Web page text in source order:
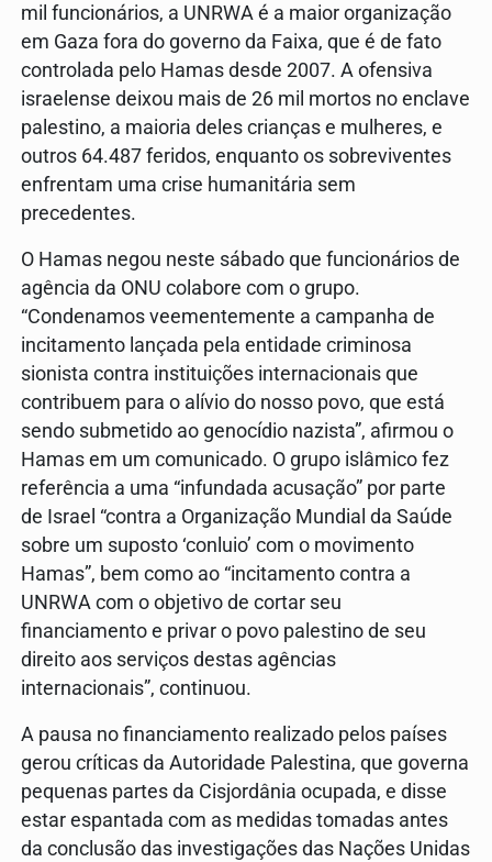
mil funcionários, a UNRWA é a maior organização
em Gaza fora do governo da Faixa, que é de fato
controlada pelo Hamas desde 2007. A ofensiva
israelense deixou mais de 26 mil mortos no enclave
palestino, a maioria deles crianças e mulheres, e
outros 64.487 feridos, enquanto os sobreviventes
enfrentam uma crise humanitária sem
precedentes.
O Hamas negou neste sábado que funcionários de
agência da ONU colabore com o grupo.
“Condenamos veementemente a campanha de
incitamento lançada pela entidade criminosa
sionista contra instituições internacionais que
contribuem para o alívio do nosso povo, que está
sendo submetido ao genocídio nazista”, afirmou o
Hamas em um comunicado. O grupo islâmico fez
referência a uma “infundada acusação” por parte
de Israel “contra a Organização Mundial da Saúde
sobre um suposto ‘conluio’ com o movimento
Hamas”, bem como ao “incitamento contra a
UNRWA com o objetivo de cortar seu
financiamento e privar o povo palestino de seu
direito aos serviços destas agências
internacionais”, continuou.
A pausa no financiamento realizado pelos países
gerou críticas da Autoridade Palestina, que governa
pequenas partes da Cisjordânia ocupada, e disse
estar espantada com as medidas tomadas antes
da conclusão das investigações das Nações Unidas